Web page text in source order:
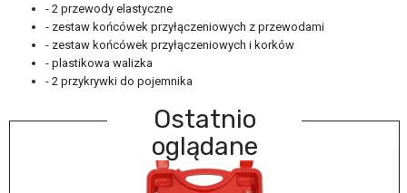
- 2 przewody elastyczne
- zestaw końcówek przyłączeniowych z przewodami
- zestaw końcówek przyłączeniowych i korków
- plastikowa walizka
- 2 przykrywki do pojemnika
Ostatnio
oglądane